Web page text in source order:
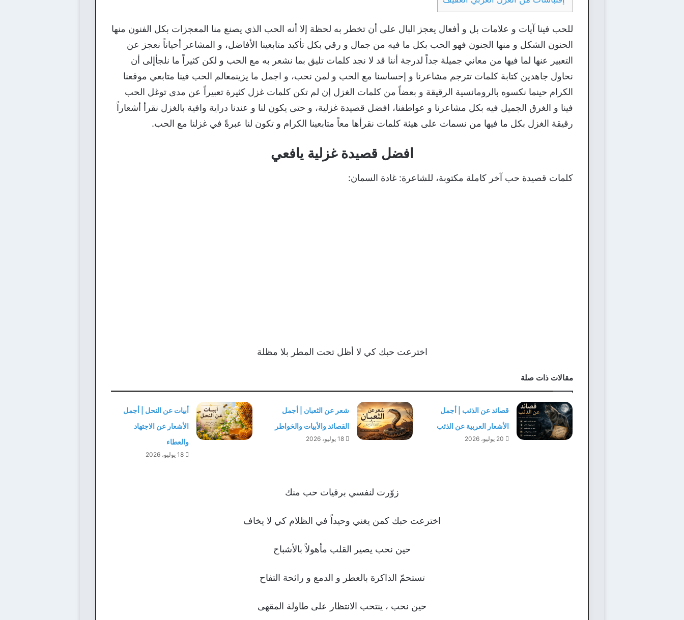
للحب فينا آيات و علامات بل و أفعال يعجز البال على أن تخطر به لحظة إلا أنه الحب الذي يصنع منا المعجزات بكل الفنون منها
الحنون الشكل و منها الجنون فهو الحب بكل ما فيه من جمال و رقي بكل تأكيد متابعينا الأفاضل، و المشاعر أحياناً نعجز عن
التعبير عنها لما فيها من معاني جميلة جداً لدرجة أننا قد لا نجد كلمات تليق بما نشعر به مع الحب و لكن كثيراً ما نلجأإلى أن
نحاول جاهدين كتابة كلمات تترجم مشاعرنا و إحساسنا مع الحب و لمن نحب، و اجمل ما يزينمعالم الحب فينا متابعي موقعنا
الكرام حينما نكسوه بالرومانسية الرقيقة و بعضاً من كلمات الغزل إن لم تكن كلمات غزل كثيرة تعبيراً عن مدى توغل الحب
فينا و الغرق الجميل فيه بكل مشاعرنا و عواطفنا، افضل قصيدة غزلية، و حتى يكون لنا و عندنا دراية وافية بالغزل نقرأ أشعاراً
رقيقة الغزل بكل ما فيها من نسمات على هيئة كلمات نقرأها معاً متابعينا الكرام و تكون لنا عبرةً في غزلنا مع الحب.
افضل قصيدة غزلية يافعي
كلمات قصيدة حب آخر كاملة مكتوبة، للشاعرة: غادة السمان:
اخترعت حبك كي لا أظل تحت المطر بلا مظلة
مقالات ذات صلة
قصائد عن الذئب | أجمل
الأشعار العربية عن الذئب
20 يوليو، 2026
شعر عن الثعبان | أجمل
القصائد والأبيات والخواطر
18 يوليو، 2026
أبيات عن النحل | أجمل
الأشعار عن الاجتهاد
والعطاء
18 يوليو، 2026
زوّرت لنفسي برقيات حب منك
اخترعت حبك كمن يغني وحيداً في الظلام كي لا يخاف
حين نحب يصير القلب مأهولاً بالأشباح
تستحمّ الذاكرة بالعطر و الدمع و رائحة التفاح
حين نحب ، ينتحب الانتظار على طاولة المقهى